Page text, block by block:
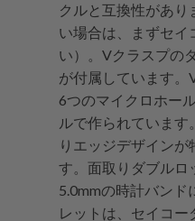
クルと互換性があ
い場合は、まずセイ
い）。Vクラスプの
が付属しています。
6つのマイクロホー
ルで作られています
りエッジデザイン
す。面取りダブルロ
5.0mmの時計バンド
レットは、セイコー